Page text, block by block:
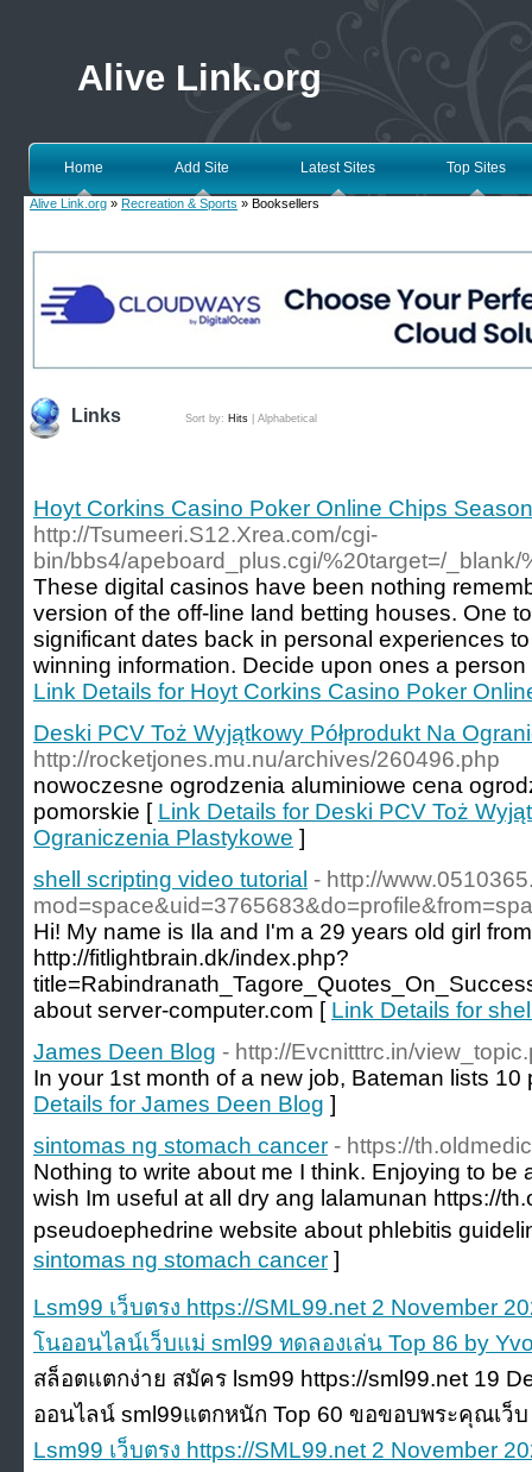
Alive Link.org
Home Add Site Latest Sites Top Sites
Alive Link.org » Recreation & Sports » Booksellers
Links Sort by: Hits Alphabetical
Hoyt Corkins Casino Poker Online Chips
http://Tsumeeri.S12.Xrea.com/cgi-
bin/bbs4/apeboard_plus.cgi/%20target=/_blank/
These digital casinos have been nothing
version of the off-line land betting houses. One
significant dates back in personal experiences
winning information. Decide upon ones a
Link Details for Hoyt Corkins Casino Poker
Deski PCV Toż Wyjątkowy Półprodukt Na
http://rocketjones.mu.nu/archives/260496.php
nowoczeѕne ogrodzenia aluminiowe cena
pomorskie [ Link Details for Deski PCV Toż
Ograniczenia Plastykowe ]
shell scripting video tutorial - http://
Hi! My name is Ila and I'm a 29 years old girl
http://fitlightbrain.dk/index.php?
about server-computer.com [ Link Details for
James Deen Blog - http://Evcnitttrc.in/
In your 1st month of a new job, Bateman lists
Details for James Deen Blog ]
sintomas ng stomach cancer - https://
Nothing to write about me I think. Enjoying to be
wish Im useful at all dry ang lalamunan https://
pseudoephedrine website about phlebitis
sintomas ng stomach cancer ]
Lsm99 เว็บตรง https://SML99.net 2 November
โนออนไลน์เว็บแม่ sml99 ทดลองเล่น Top 86 by
สล็อตแตกง่าย สมัคร lsm99 https://sml99.net 19
ออนไลน์ sml99แตกหนัก Top 60 ขอขอบพระคุณเว็
Lsm99 เว็บตรง https://SML99.net 2 November